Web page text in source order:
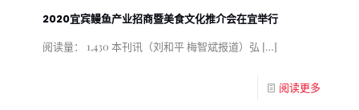
2020宜宾鳗鱼产业招商暨美食文化推介会在宜举行
阅读量： 1,430 本刊讯（刘和平 梅智斌报道）弘 […]
阅读更多